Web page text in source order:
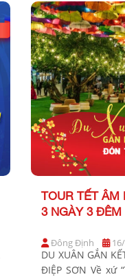
TOUR KHỞI […]
TOUR TẾT ÂM
3 NGÀY 3 ĐÊM
Đông Định
DU XUÂN GẮN
ĐIỆP SƠN Về xứ